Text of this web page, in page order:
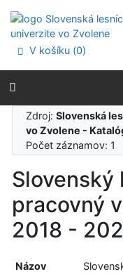
Prejsť na menu
Prehlásenie o
V košíku (0)
Zdroj:Slovenská
vo Zvolene -
Počet záznamov: 1
Slovenský
pracovný
2018 -
Názov